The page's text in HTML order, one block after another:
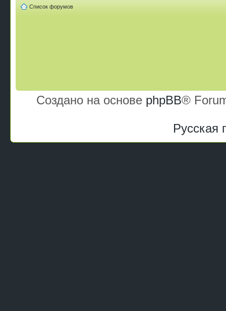
Список форумов
Создано на основе phpBB®
Русская